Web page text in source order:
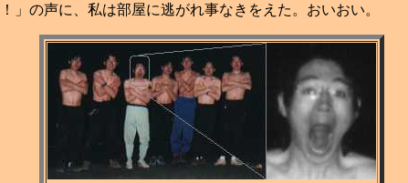
の声に、私は部屋に逃がれ事なきをえた。おいおい。